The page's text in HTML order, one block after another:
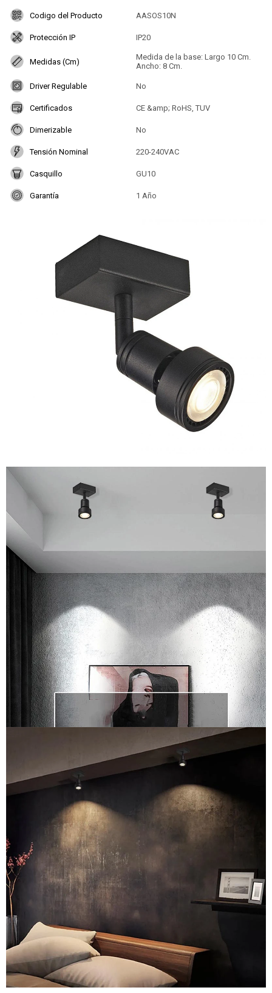
Codigo del Producto AASOS10N
Protección IP IP20
Medidas (Cm)
Medida de la base: Largo 10 Cm.
Ancho: 8 Cm.
Driver Regulable No
Certificados CE &amp; RoHS, TUV
Dimerizable No
Tensión Nominal 220-240VAC
Casquillo GU10
Garantía 1 Año